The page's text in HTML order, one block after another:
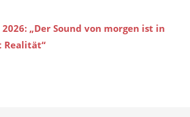
2026: „Der Sound von morgen ist in
Realität“